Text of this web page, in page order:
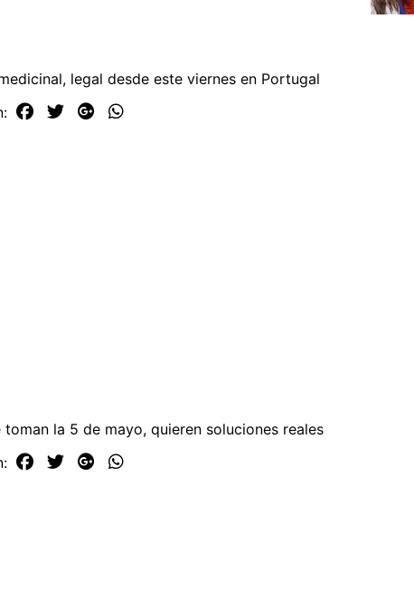
legal desde este viernes en Portugal
toman la 5 de mayo, quieren soluciones reales